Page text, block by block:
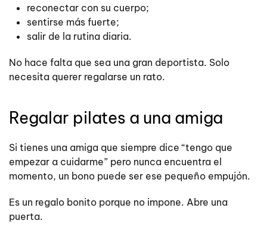
reconectar con su cuerpo;
sentirse más fuerte;
salir de la rutina diaria.
No hace falta que sea una gran deportista. Solo
necesita querer regalarse un rato.
Regalar pilates a una amiga
Si tienes una amiga que siempre dice “tengo que
empezar a cuidarme” pero nunca encuentra el
momento, un bono puede ser ese pequeño empujón.
Es un regalo bonito porque no impone. Abre una
puerta.